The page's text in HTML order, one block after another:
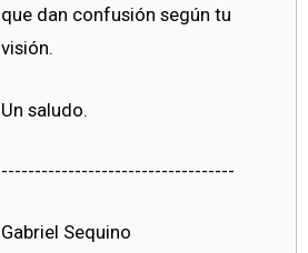
que dan confusión según tu
visión.
Un saludo.
-----------------------------------
Gabriel Sequino